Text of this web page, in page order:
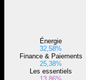
Énergie
32,58%
Finance & Paiements
25,38%
Les essentiels